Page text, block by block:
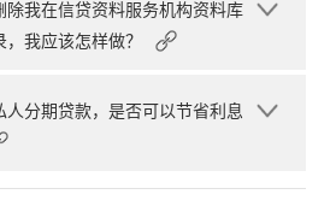
除我在信贷资料服务机构资料库
，我应该怎样做？
人分期贷款，是否可以节省利息